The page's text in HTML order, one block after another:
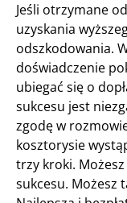
Jeśli otrzymane
uzyskania
odszkodowania.
doświadczenie
ubiegać się o
sukcesu jest
zgodę w
kosztorysie
trzy kroki.
sukcesu. Możesz